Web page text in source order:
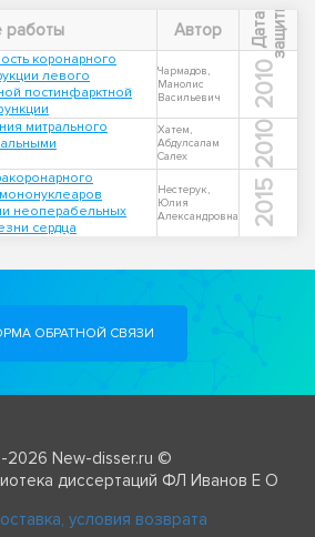
работы Автор Д
а
т
а
з
а
щ
и
т ы
коронарного
левого
постинфарктной
Чармадов,
Манолис
Васильевич
2010
митрального
Хатем,
Абдулсалам
Салех
2010
неоперабельных
сердца
Нестерук,
Юлия
Александровна
2015
ОБРАТНОЙ СВЯЗИ
-2026 New-disser.ru ©
диссертаций ФЛ Иванов Е О
условия возврата